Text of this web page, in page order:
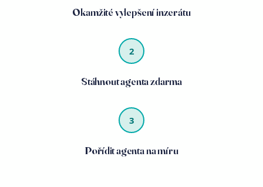
Okamžité vylepšení inzerátu
2
Stáhnout agenta zdarma
3
Pořídit agenta na míru